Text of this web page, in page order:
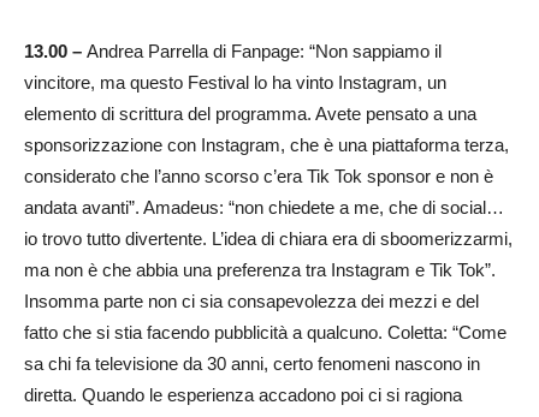
13.00 – Andrea Parrella di Fanpage: “Non sappiamo il
vincitore, ma questo Festival lo ha vinto Instagram, un
elemento di scrittura del programma. Avete pensato a una
sponsorizzazione con Instagram, che è una piattaforma terza,
considerato che l’anno scorso c’era Tik Tok sponsor e non è
andata avanti”. Amadeus: “non chiedete a me, che di social…
io trovo tutto divertente. L’idea di chiara era di sboomerizzarmi,
ma non è che abbia una preferenza tra Instagram e Tik Tok”.
Insomma parte non ci sia consapevolezza dei mezzi e del
fatto che si stia facendo pubblicità a qualcuno. Coletta: “Come
sa chi fa televisione da 30 anni, certo fenomeni nascono in
diretta. Quando le esperienza accadono poi ci si ragiona